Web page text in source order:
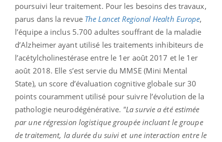
poursuivi leur traitement. Pour les besoins des travaux,
parus dans la revue The Lancet Regional Health Europe,
l’équipe a inclus 5.700 adultes souffrant de la maladie
d’Alzheimer ayant utilisé les traitements inhibiteurs de
l’acétylcholinestérase entre le 1er août 2017 et le 1er
août 2018. Elle s’est servie du MMSE (Mini Mental
State), un score d’évaluation cognitive globale sur 30
points couramment utilisé pour suivre l’évolution de la
pathologie neurodégénérative. "La survie a été estimée
par une régression logistique groupée incluant le groupe
de traitement, la durée du suivi et une interaction entre le